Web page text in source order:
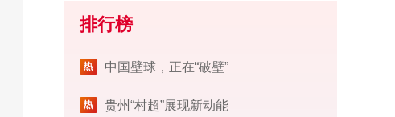
排行榜
中国壁球，正在“破壁”
贵州“村超”展现新动能